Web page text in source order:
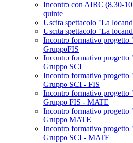
Incontro con AIRC (8.30-
quinte
Uscita spettacolo "La
Uscita spettacolo "La
Incontro formativo progetto
GruppoFIS
Incontro formativo progetto
Gruppo SCI
Incontro formativo progetto
Gruppo SCI - FIS
Incontro formativo progetto
Gruppo FIS - MATE
Incontro formativo progetto
Gruppo MATE
Incontro formativo progetto
Gruppo SCI - MATE